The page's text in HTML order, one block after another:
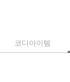
코디아이템